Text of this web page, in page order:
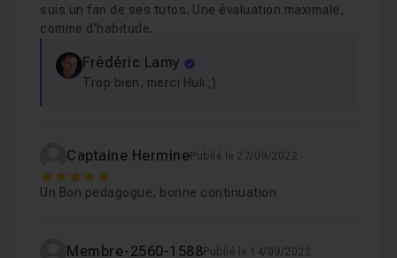
suis un fan de ses tutos. Une évaluation maximale,
comme d'habitude.
Frédéric Lamy
Trop bien, merci Huli ;)
Captaine HerminePublié le 27/09/2022
5
Un Bon pedagogue, bonne continuation
Membre-2560-1588Publié le 14/09/2022